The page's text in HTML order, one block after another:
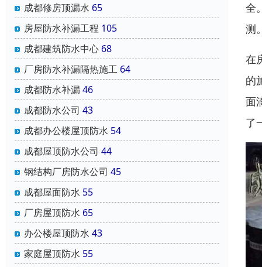
成都修房顶漏水 65
房屋防水补漏工程 105
成都建筑防水中心 68
厂房防水补漏隔热施工 64
成都防水补漏46
成都防水公司 43
成都办公楼屋顶防水 54
成都屋顶防水公司 44
钢结构厂房防水公司 45
成都屋面防水 55
厂房屋顶防水 65
办公楼屋顶防水 43
家庭屋顶防水 55
全
测
在
的
面
了